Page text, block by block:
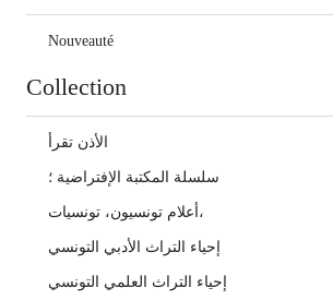
Nouveauté
Collection
الأذن تقرأ
سلسلة المكتبة الإفتراضية ؛
أعلام تونسيون، تونسيات‏‏،
إحياء التراث الأدبي التونسي
إحياء التراث العلمي التونسي